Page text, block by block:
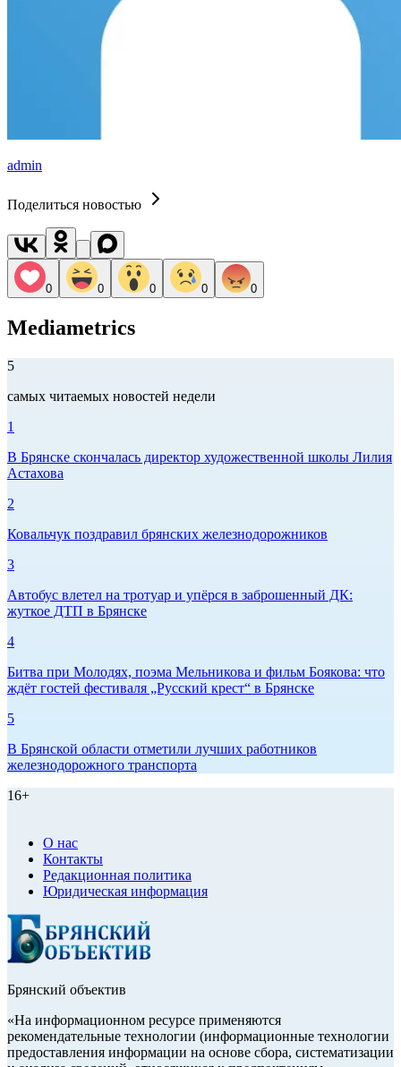
admin
Поделиться новостью
0 0 0 0 0
Mediametrics
5
самых читаемых новостей недели
1
В Брянске скончалась директор художественной школы Лилия
Астахова
2
Ковальчук поздравил брянских железнодорожников
3
Автобус влетел на тротуар и упёрся в заброшенный ДК:
жуткое ДТП в Брянске
4
Битва при Молодях, поэма Мельникова и фильм Боякова: что
ждёт гостей фестиваля „Русский крест“ в Брянске
5
В Брянской области отметили лучших работников
железнодорожного транспорта
16+
О нас
Контакты
Редакционная политика
Юридическая информация
Брянский объектив
«На информационном ресурсе применяются
рекомендательные технологии (информационные технологии
предоставления информации на основе сбора, систематизации